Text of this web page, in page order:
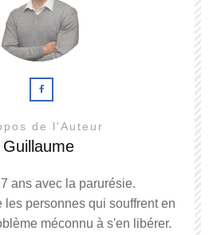
de l'Auteur
Guillaume
ans avec la parurésie.
personnes qui souffrent en
méconnu à s'en libérer.